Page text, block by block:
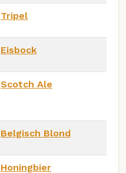
Tripel
Eisbock
Scotch Ale
Belgisch Blond
Honingbier